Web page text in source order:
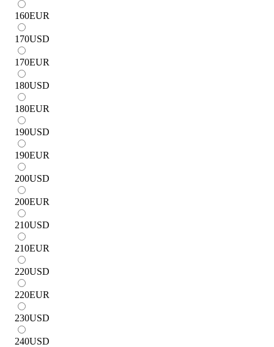
160EUR
170USD
170EUR
180USD
180EUR
190USD
190EUR
200USD
200EUR
210USD
210EUR
220USD
220EUR
230USD
240USD